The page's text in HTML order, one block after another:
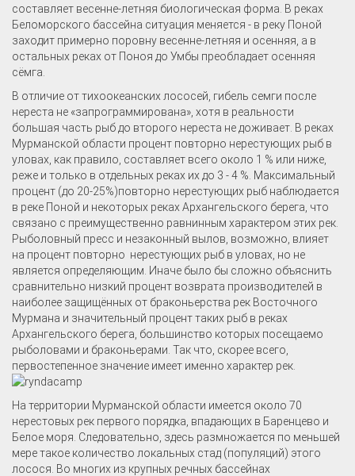
составляет весенне-летняя биологическая форма. В реках
Беломорского бассейна ситуация меняется - в реку Поной
заходит примерно поровну весенне-летняя и осенняя, а в
остальных реках от Поноя до Умбы преобладает осенняя
сёмга.
В отличие от тихоокеанских лососей, гибель семги после
нереста не «запрограммирована», хотя в реальности
большая часть рыб до второго нереста не доживает. В реках
Мурманской области процент повторно нерестующих рыб в
уловах, как правило, составляет всего около 1 % или ниже,
реже и только в отдельных реках их до 3 - 4 %. Максимальный
процент (до 20-25%)повторно нерестующих рыб наблюдается
в реке Поной и некоторых реках Архангельского берега, что
связано с преимущественно равнинным характером этих рек.
Рыболовный пресс и незаконный вылов, возможно, влияет
на процент повторно нерестующих рыб в уловах, но не
является определяющим. Иначе было бы сложно объяснить
сравнительно низкий процент возврата производителей в
наиболее защищённых от браконьерства рек Восточного
Мурмана и значительный процент таких рыб в реках
Архангельского берега, большинство которых посещаемо
рыболовами и браконьерами. Так что, скорее всего,
первостепенное значение имеет именно характер рек.
На территории Мурманской области имеется около 70
нерестовых рек первого порядка, впадающих в Баренцево и
Белое моря. Следовательно, здесь размножается по меньшей
мере такое количество локальных стад (популяций) этого
лосося. Во многих из крупных речных бассейнах